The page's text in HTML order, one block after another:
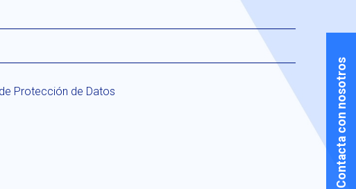
Protección de Datos Contacta con nosotros